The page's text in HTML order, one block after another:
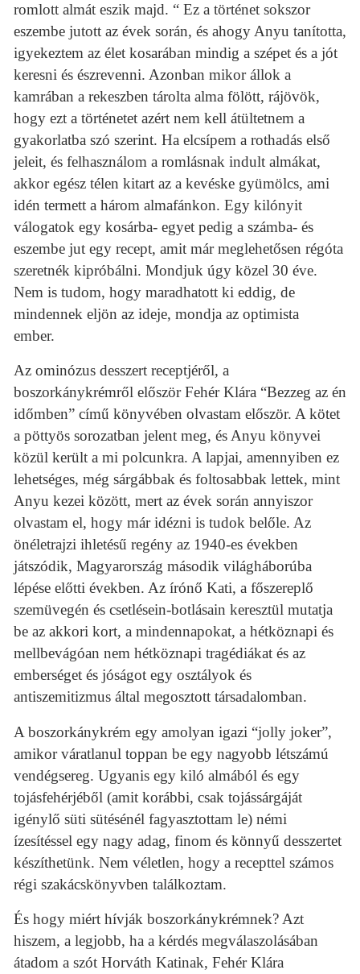
romlott almát eszik majd. “ Ez a történet sokszor
eszembe jutott az évek során, és ahogy Anyu tanította,
igyekeztem az élet kosarában mindig a szépet és a jót
keresni és észrevenni. Azonban mikor állok a
kamrában a rekeszben tárolta alma fölött, rájövök,
hogy ezt a történetet azért nem kell átültetnem a
gyakorlatba szó szerint. Ha elcsípem a rothadás első
jeleit, és felhasználom a romlásnak indult almákat,
akkor egész télen kitart az a kevéske gyümölcs, ami
idén termett a három almafánkon. Egy kilónyit
válogatok egy kosárba- egyet pedig a számba- és
eszembe jut egy recept, amit már meglehetősen régóta
szeretnék kipróbálni. Mondjuk úgy közel 30 éve.
Nem is tudom, hogy maradhatott ki eddig, de
mindennek eljön az ideje, mondja az optimista
ember.
Az ominózus desszert receptjéről, a
boszorkánykrémről először Fehér Klára “Bezzeg az én
időmben” című könyvében olvastam először. A kötet
a pöttyös sorozatban jelent meg, és Anyu könyvei
közül került a mi polcunkra. A lapjai, amennyiben ez
lehetséges, még sárgábbak és foltosabbak lettek, mint
Anyu kezei között, mert az évek során annyiszor
olvastam el, hogy már idézni is tudok belőle. Az
önéletrajzi ihletésű regény az 1940-es években
játszódik, Magyarország második világháborúba
lépése előtti években. Az írónő Kati, a főszereplő
szemüvegén és csetlésein-botlásain keresztül mutatja
be az akkori kort, a mindennapokat, a hétköznapi és
mellbevágóan nem hétköznapi tragédiákat és az
emberséget és jóságot egy osztályok és
antiszemitizmus által megosztott társadalomban.
A boszorkánykrém egy amolyan igazi “jolly joker”,
amikor váratlanul toppan be egy nagyobb létszámú
vendégsereg. Ugyanis egy kiló almából és egy
tojásfehérjéből (amit korábbi, csak tojássárgáját
igénylő süti sütésénél fagyasztottam le) némi
ízesítéssel egy nagy adag, finom és könnyű desszertet
készíthetünk. Nem véletlen, hogy a recepttel számos
régi szakácskönyvben találkoztam.
És hogy miért hívják boszorkánykrémnek? Azt
hiszem, a legjobb, ha a kérdés megválaszolásában
átadom a szót Horváth Katinak, Fehér Klára